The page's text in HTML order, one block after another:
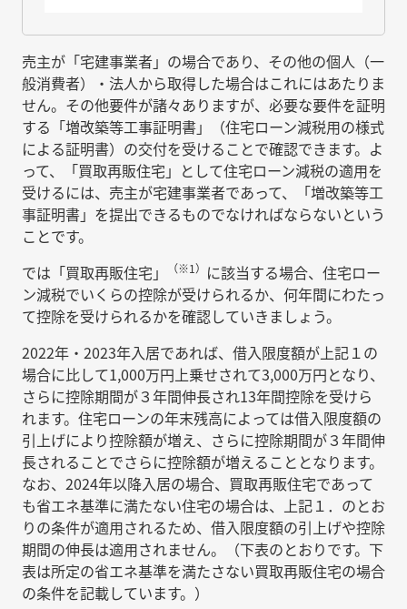
売主が「宅建事業者」の場合であり、その他の個人（一
般消費者）・法人から取得した場合はこれにはあたりま
せん。その他要件が諸々ありますが、必要な要件を証明
する「増改築等工事証明書」（住宅ローン減税用の様式
による証明書）の交付を受けることで確認できます。よ
って、「買取再販住宅」として住宅ローン減税の適用を
受けるには、売主が宅建事業者であって、「増改築等工
事証明書」を提出できるものでなければならないという
ことです。
では「買取再販住宅」
（※1） に該当する場合、住宅ロー
ン減税でいくらの控除が受けられるか、何年間にわたっ
て控除を受けられるかを確認していきましょう。
2022年・2023年入居であれば、借入限度額が上記１の
場合に比して1,000万円上乗せされて3,000万円となり、
さらに控除期間が３年間伸長され13年間控除を受けら
れます。住宅ローンの年末残高によっては借入限度額の
引上げにより控除額が増え、さらに控除期間が３年間伸
長されることでさらに控除額が増えることとなります。
なお、2024年以降入居の場合、買取再販住宅であって
も省エネ基準に満たない住宅の場合は、上記１．のとお
りの条件が適用されるため、借入限度額の引上げや控除
期間の伸長は適用されません。（下表のとおりです。下
表は所定の省エネ基準を満たさない買取再販住宅の場合
の条件を記載しています。）